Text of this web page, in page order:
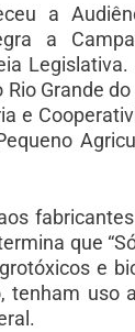
a
a
Grande do
e
que
e
uso